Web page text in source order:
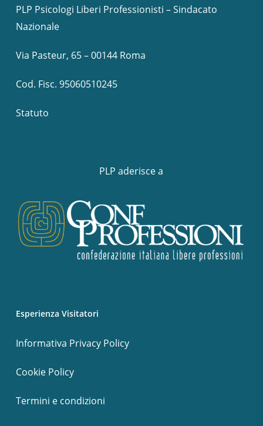
PLP Psicologi Liberi Professionisti – Sindacato
Nazionale
Via Pasteur, 65 – 00144 Roma
Cod. Fisc. 95060510245
Statuto
PLP aderisce a
Esperienza Visitatori
Informativa Privacy Policy
Cookie Policy
Termini e condizioni